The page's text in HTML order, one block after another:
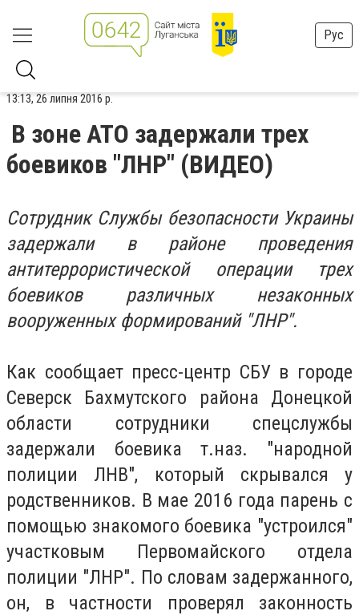
Рус
13:13, 26 липня 2016 р.
В зоне АТО задержали трех
боевиков "ЛНР" (ВИДЕО)
Сотрудник Службы безопасности Украины
задержали в районе проведения
антитеррористической операции трех
боевиков различных незаконных
вооруженных формирований "ЛНР".
Как сообщает пресс-центр СБУ в городе
Северск Бахмутского района Донецкой
области сотрудники спецслужбы
задержали боевика т.наз. "народной
полиции ЛНВ", который скрывался у
родственников. В мае 2016 года парень с
помощью знакомого боевика "устроился"
участковым Первомайского отдела
полиции "ЛНР". По словам задержанного,
он, в частности проверял законность